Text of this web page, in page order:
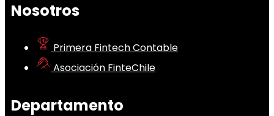
Nosotros
Primera Fintech Contable
Asociación FinteChile
Departamento